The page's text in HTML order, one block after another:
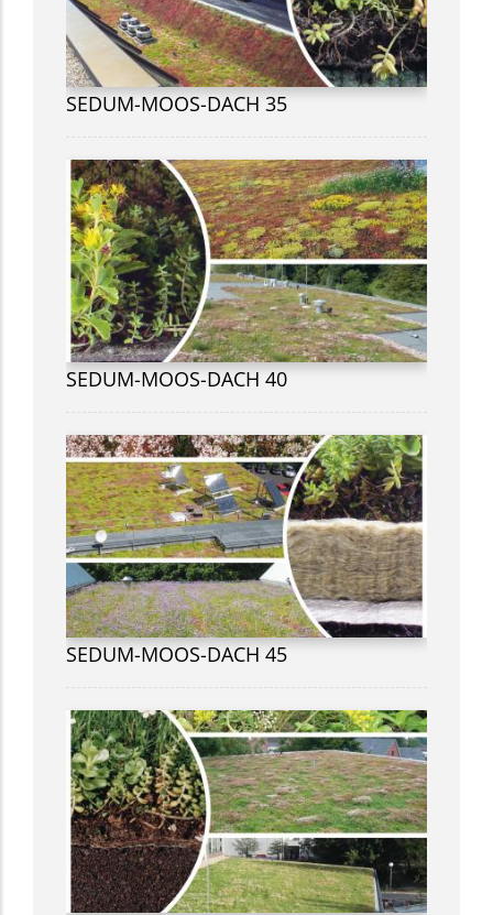
SEDUM-MOOS-DACH 35
SEDUM-MOOS-DACH 40
SEDUM-MOOS-DACH 45